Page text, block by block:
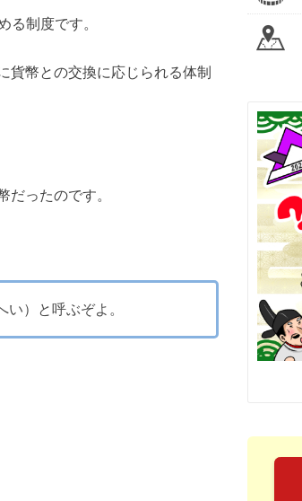
る制度です。
貨幣との交換に応じられる体制
ったのです。
い）と呼ぶぞよ。